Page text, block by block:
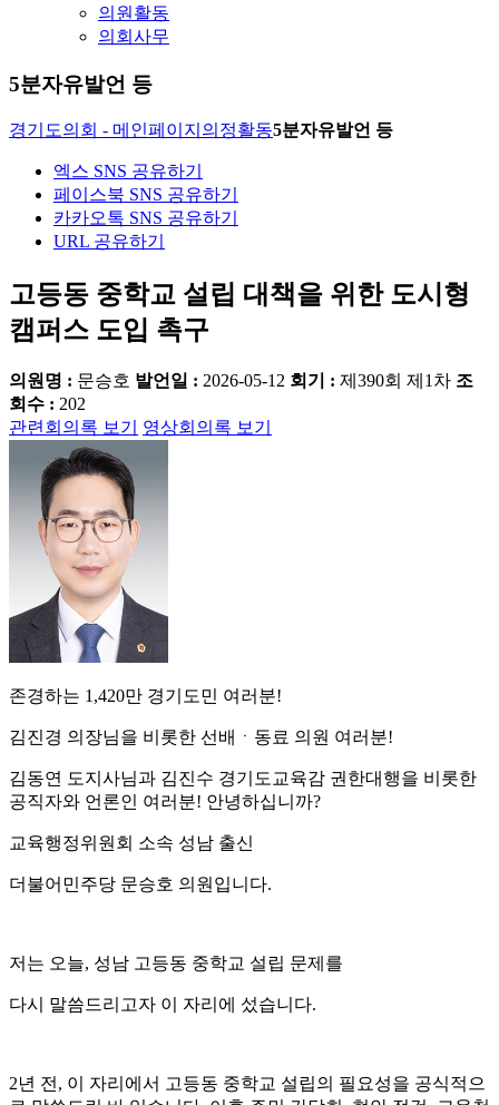
의원활동
의회사무
5분자유발언 등
경기도의회 - 메인페이지 의정활동5분자유발언 등
엑스 SNS 공유하기
페이스북 SNS 공유하기
카카오톡 SNS 공유하기
URL 공유하기
고등동 중학교 설립 대책을 위한 도시형
캠퍼스 도입 촉구
의원명 : 문승호 발언일 : 2026-05-12 회기 : 제390회 제1차 조
회수 : 202
관련회의록 보기
영상회의록 보기
존경하는 1,420만 경기도민 여러분!
김진경 의장님을 비롯한 선배ㆍ동료 의원 여러분!
김동연 도지사님과 김진수 경기도교육감 권한대행을 비롯한
공직자와 언론인 여러분! 안녕하십니까?
교육행정위원회 소속 성남 출신
더불어민주당 문승호 의원입니다.
저는 오늘, 성남 고등동 중학교 설립 문제를
다시 말씀드리고자 이 자리에 섰습니다.
2년 전, 이 자리에서 고등동 중학교 설립의 필요성을 공식적으